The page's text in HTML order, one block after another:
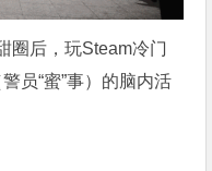
圈后，玩Steam冷门
员“蜜”事）的脑内活